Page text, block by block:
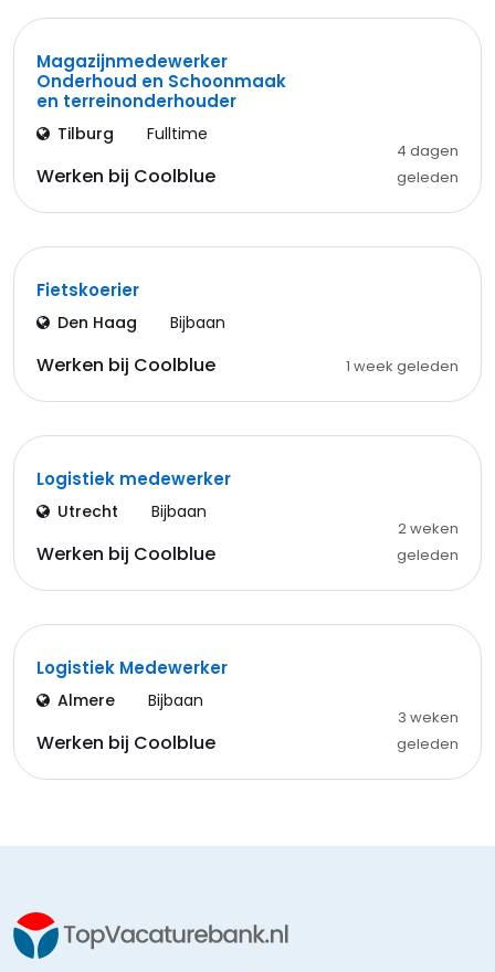
Magazijnmedewerker
Onderhoud en Schoonmaak
en terreinonderhouder
Tilburg Fulltime
Werken bij Coolblue
4 dagen
geleden
Fietskoerier
Den Haag Bijbaan
Werken bij Coolblue 1 week geleden
Logistiek medewerker
Utrecht Bijbaan
Werken bij Coolblue
2 weken
geleden
Logistiek Medewerker
Almere Bijbaan
Werken bij Coolblue
3 weken
geleden